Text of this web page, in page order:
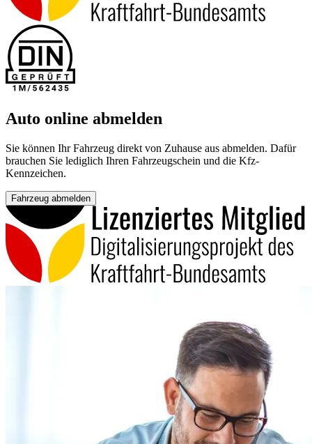
Auto online abmelden
Sie können Ihr Fahrzeug direkt von Zuhause aus abmelden. Dafür
brauchen Sie lediglich Ihren Fahrzeugschein und die Kfz-
Kennzeichen.
Fahrzeug abmelden